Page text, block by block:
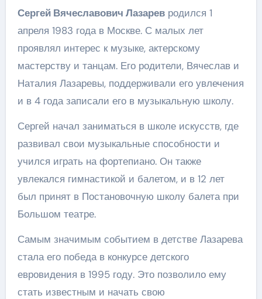
Сергей Вячеславович Лазаревродился 1
апреля 1983 года в Москве. С малых лет
проявлял интерес к музыке, актерскому
мастерству и танцам. Его родители, Вячеслав и
Наталия Лазаревы, поддерживали его увлечения
и в 4 года записали его в музыкальную школу.
Сергей начал заниматься в школе искусств, где
развивал свои музыкальные способности и
учился играть на фортепиано. Он также
увлекался гимнастикой и балетом, и в 12 лет
был принят в Постановочную школу балета при
Большом театре.
Самым значимым событием в детстве Лазарева
стала его победа в конкурсе детского
евровидения в 1995 году. Это позволило ему
стать известным и начать свою